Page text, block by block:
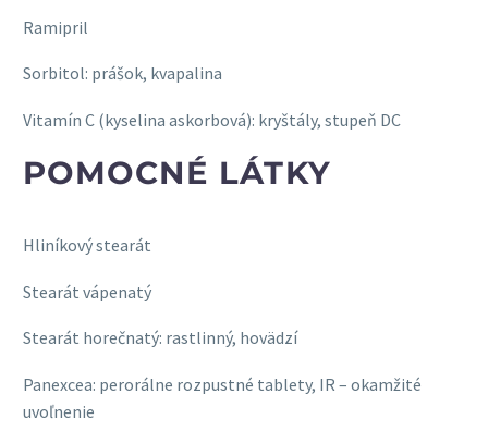
Ramipril
Sorbitol: prášok, kvapalina
Vitamín C (kyselina askorbová): kryštály, stupeň DC
POMOCNÉ LÁTKY
Hliníkový stearát
Stearát vápenatý
Stearát horečnatý: rastlinný, hovädzí
Panexcea: perorálne rozpustné tablety, IR – okamžité
uvoľnenie